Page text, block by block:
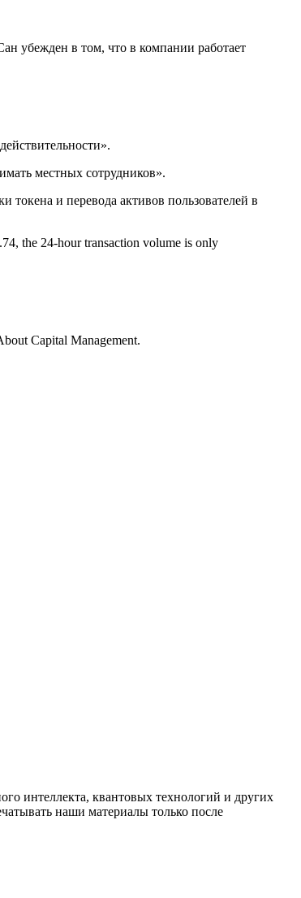
убежден в том, что в компании работает
местных сотрудников».
токена и перевода активов пользователей в
the 24-hour transaction volume is only
Capital Management.
интеллекта, квантовых технологий и других
наши материалы только после